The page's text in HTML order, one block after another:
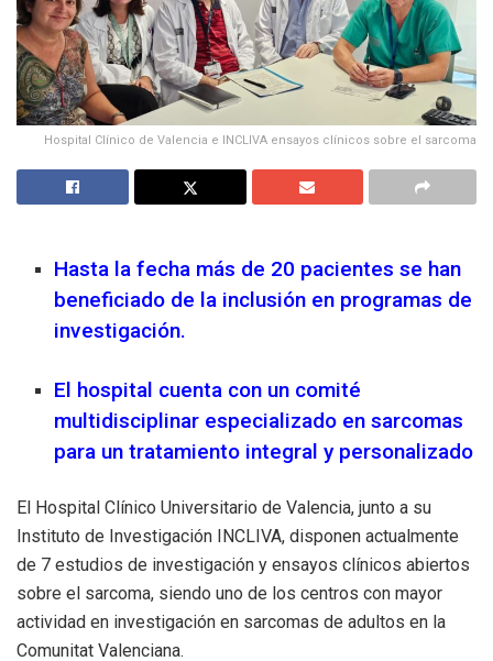
Hospital Clínico de Valencia e INCLIVA ensayos clínicos sobre el sarcoma
Hasta la fecha más de 20 pacientes se han
beneficiado de la inclusión en programas de
investigación.
El hospital cuenta con un comité
multidisciplinar especializado en sarcomas
para un tratamiento integral y personalizado
El Hospital Clínico Universitario de Valencia, junto a su
Instituto de Investigación INCLIVA, disponen actualmente
de 7 estudios de investigación y ensayos clínicos abiertos
sobre el sarcoma, siendo uno de los centros con mayor
actividad en investigación en sarcomas de adultos en la
Comunitat Valenciana.